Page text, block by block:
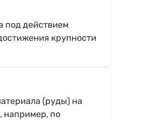
под действием
крупности
(руды) на
например, по